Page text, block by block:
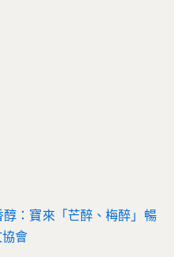
：寶來「芒醉、梅醉」暢
會